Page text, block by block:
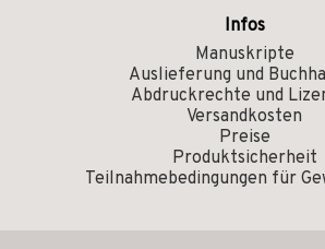
Infos
Manuskripte
Auslieferung und
Abdruckrechte und
Versandkosten
Preise
Produktsicherheit
Teilnahmebedingungen für